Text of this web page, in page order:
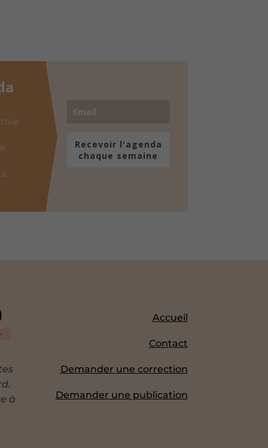
Recevoir l'agenda
chaque semaine
à
Accueil
Contact
Demander une correction
Demander une publication